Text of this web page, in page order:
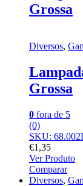
Grossa
Diversos,
Grossa
0 fora de 5
(0)
SKU:
€1,35
Ver Produto
Comparar
Diversos,